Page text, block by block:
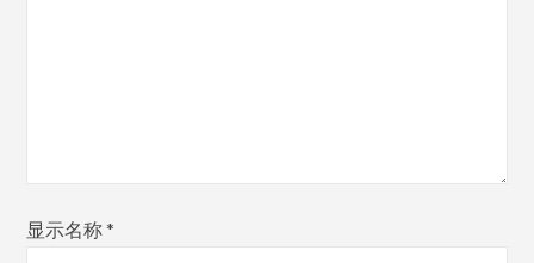
能
显示名称*